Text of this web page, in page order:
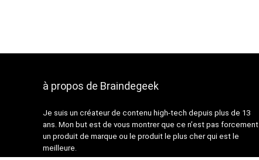
à propos de Braindegeek
Je suis un créateur de contenu high-tech depuis plus de 13
ans. Mon but est de vous montrer que ce n’est pas forcement
un produit de marque ou le produit le plus cher qui est le
meilleure.